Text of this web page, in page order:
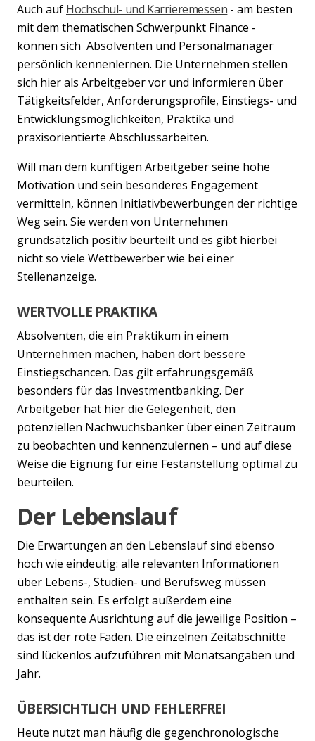
Auch auf Hochschul- und Karrieremessen - am besten
mit dem thematischen Schwerpunkt Finance -
können sich Absolventen und Personalmanager
persönlich kennenlernen. Die Unternehmen stellen
sich hier als Arbeitgeber vor und informieren über
Tätigkeitsfelder, Anforderungsprofile, Einstiegs- und
Entwicklungsmöglichkeiten, Praktika und
praxisorientierte Abschlussarbeiten.
Will man dem künftigen Arbeitgeber seine hohe
Motivation und sein besonderes Engagement
vermitteln, können Initiativbewerbungen der richtige
Weg sein. Sie werden von Unternehmen
grundsätzlich positiv beurteilt und es gibt hierbei
nicht so viele Wettbewerber wie bei einer
Stellenanzeige.
WERTVOLLE PRAKTIKA
Absolventen, die ein Praktikum in einem
Unternehmen machen, haben dort bessere
Einstiegschancen. Das gilt erfahrungsgemäß
besonders für das Investmentbanking. Der
Arbeitgeber hat hier die Gelegenheit, den
potenziellen Nachwuchsbanker über einen Zeitraum
zu beobachten und kennenzulernen – und auf diese
Weise die Eignung für eine Festanstellung optimal zu
beurteilen.
Der Lebenslauf
Die Erwartungen an den Lebenslauf sind ebenso
hoch wie eindeutig: alle relevanten Informationen
über Lebens-, Studien- und Berufsweg müssen
enthalten sein. Es erfolgt außerdem eine
konsequente Ausrichtung auf die jeweilige Position –
das ist der rote Faden. Die einzelnen Zeitabschnitte
sind lückenlos aufzuführen mit Monatsangaben und
Jahr.
ÜBERSICHTLICH UND FEHLERFREI
Heute nutzt man häufig die gegenchronologische